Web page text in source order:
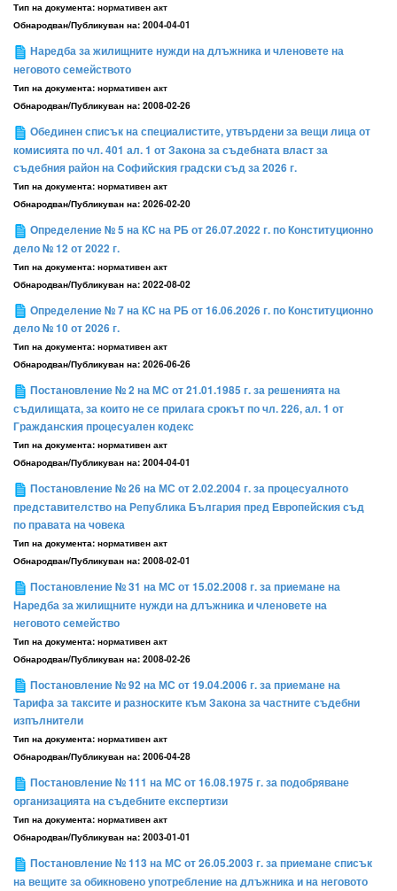
Тип на документа: нормативен акт
Обнародван/Публикуван на: 2004-04-01
Наредба за жилищните нужди на длъжника и членовете на
неговото семейството
Тип на документа: нормативен акт
Обнародван/Публикуван на: 2008-02-26
Обединен списък на специалистите, утвърдени за вещи лица от
комисията по чл. 401 ал. 1 от Закона за съдебната власт за
съдебния район на Софийския градски съд за 2026 г.
Тип на документа: нормативен акт
Обнародван/Публикуван на: 2026-02-20
Определение № 5 на КС на РБ от 26.07.2022 г. по Конституционно
дело № 12 от 2022 г.
Тип на документа: нормативен акт
Обнародван/Публикуван на: 2022-08-02
Определение № 7 на КС на РБ от 16.06.2026 г. по Конституционно
дело № 10 от 2026 г.
Тип на документа: нормативен акт
Обнародван/Публикуван на: 2026-06-26
Постановление № 2 на МС от 21.01.1985 г. за решенията на
съдилищата, за които не се прилага срокът по чл. 226, ал. 1 от
Гражданския процесуален кодекс
Тип на документа: нормативен акт
Обнародван/Публикуван на: 2004-04-01
Постановление № 26 на МС от 2.02.2004 г. за процесуалното
представителство на Република България пред Европейския съд
по правата на човека
Тип на документа: нормативен акт
Обнародван/Публикуван на: 2008-02-01
Постановление № 31 на МС от 15.02.2008 г. за приемане на
Наредба за жилищните нужди на длъжника и членовете на
неговото семейство
Тип на документа: нормативен акт
Обнародван/Публикуван на: 2008-02-26
Постановление № 92 на МС от 19.04.2006 г. за приемане на
Тарифа за таксите и разноските към Закона за частните съдебни
изпълнители
Тип на документа: нормативен акт
Обнародван/Публикуван на: 2006-04-28
Постановление № 111 на МС от 16.08.1975 г. за подобряване
организацията на съдебните експертизи
Тип на документа: нормативен акт
Обнародван/Публикуван на: 2003-01-01
Постановление № 113 на МС от 26.05.2003 г. за приемане списък
на вещите за обикновено употребление на длъжника и на неговото